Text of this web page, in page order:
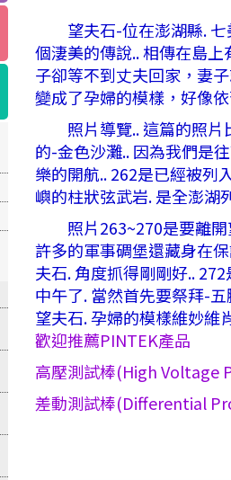
望夫石-位在澎湖縣. 七
個淒美的傳說.. 相傳在島
子卻等不到丈夫回家，妻
變成了孕婦的模樣，好像
照片導覽.. 這篇的照片
的-金色沙灘.. 因為我們是
樂的開航.. 262是已經被列
嶼的柱狀弦武岩. 是全澎湖
照片263~270是要離開
許多的軍事碉堡還藏身在
夫石. 角度抓得剛剛好..
中午了. 當然首先要祭拜-
望夫石. 孕婦的模樣維妙維
歡迎推薦PINTEK產品
高壓測試棒(High Voltage
差動測試棒(Differential